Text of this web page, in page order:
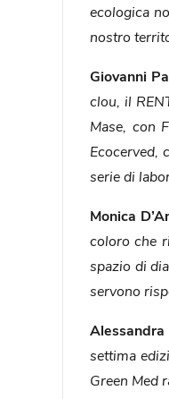
ecologica
nostro
Giovanni
clou, il
Mase, con
Ecocerved,
serie di
Monica
coloro che
spazio di
servono
settima
Green Med